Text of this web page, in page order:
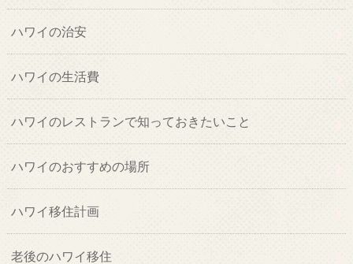
ハワイの治安
ハワイの生活費
ハワイのレストランで知っておきたいこと
ハワイのおすすめの場所
ハワイ移住計画
老後のハワイ移住